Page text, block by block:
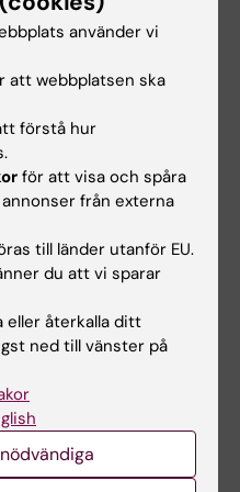
funktionshinder)
i en av studenten
enligt
formuleras i
och godkännes av
kurser.
av handledaren.
som ingår
natur
avslutas
enskilt formulerad
återspegla
och slutsatser. Den
använder vi
att webbplatsen ska
förstå hur
för att visa och spåra
från externa
till länder utanför EU.
du att vi sparar
eller återkalla ditt
ned till vänster på